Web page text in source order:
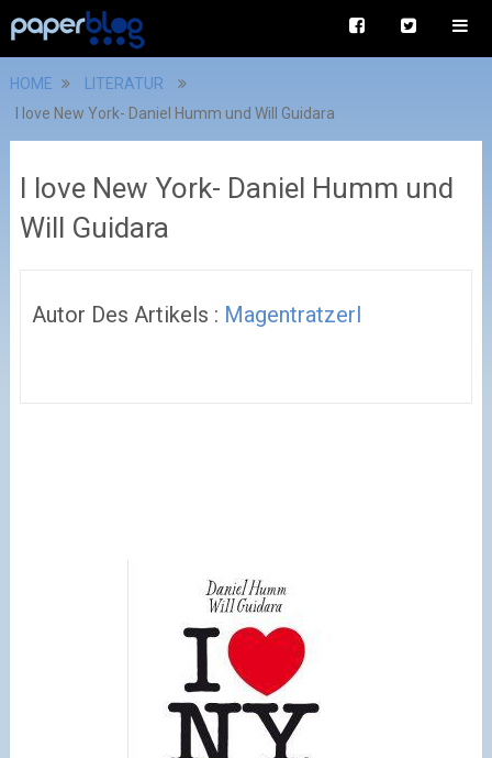
HOME
LITERATUR
I love New York- Daniel Humm und Will Guidara
I love New York- Daniel Humm und
Will Guidara
Autor Des Artikels : Magentratzerl